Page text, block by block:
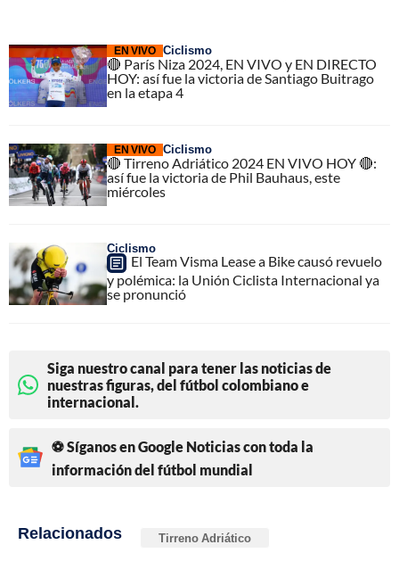
EN VIVO Ciclismo
🔴 París Niza 2024, EN VIVO y EN DIRECTO
HOY: así fue la victoria de Santiago Buitrago
en la etapa 4
EN VIVO Ciclismo
🔴 Tirreno Adriático 2024 EN VIVO HOY 🔴:
así fue la victoria de Phil Bauhaus, este
miércoles
Ciclismo
El Team Visma Lease a Bike causó revuelo
y polémica: la Unión Ciclista Internacional ya
se pronunció
Siga nuestro canal para tener las noticias de
nuestras figuras, del fútbol colombiano e
internacional.
⚽ Síganos en Google Noticias con toda la
información del fútbol mundial
Relacionados Tirreno Adriático